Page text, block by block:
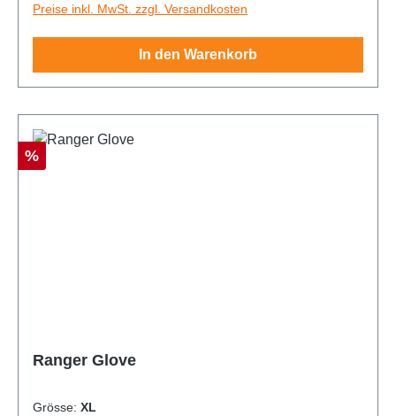
Preise inkl. MwSt. zzgl. Versandkosten
In den Warenkorb
Rabatt
%
Ranger Glove
Grösse: XL